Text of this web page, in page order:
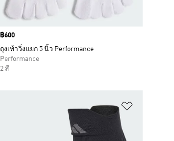
Price
฿600
ถุงเท้าวิ่งแยก 5 นิ้ว Performance
Performance
2 สี